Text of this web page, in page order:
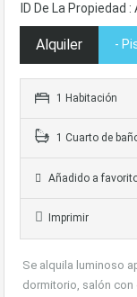
ID De La Propiedad :
Alquiler -
1 Habitación
1 Cuarto de
Añadido a
Imprimir
Se alquila luminoso
dormitorio, salón con